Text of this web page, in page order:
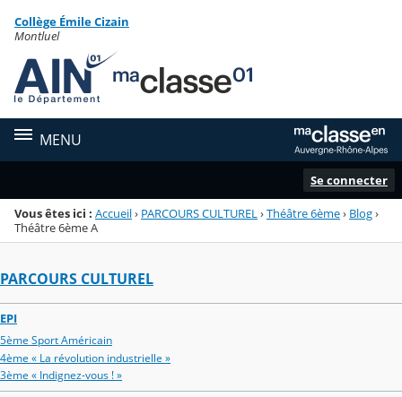
Menu de la rubrique
Contenu
Collège Émile Cizain
Montluel
MENU
Se connecter
Vous êtes ici : Accueil› PARCOURS CULTUREL ›Théâtre 6ème› Blog›
Théâtre 6ème A
PARCOURS CULTUREL
EPI
5ème Sport Américain
4ème « La révolution industrielle »
3ème « Indignez-vous ! »